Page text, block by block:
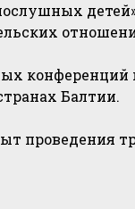
конференций
Балтии.
проведения